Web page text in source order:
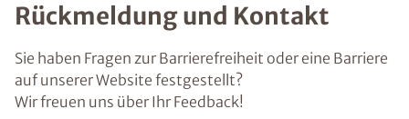
Rückmeldung und Kontakt
Sie haben Fragen zur Barrierefreiheit oder eine Barriere
auf unserer Website festgestellt?
Wir freuen uns über Ihr Feedback!